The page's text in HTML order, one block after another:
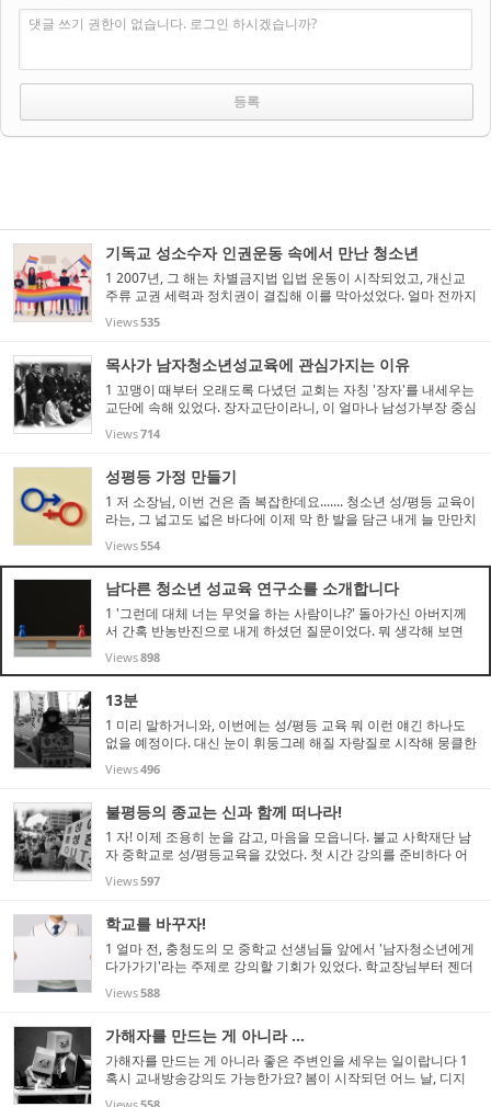
댓글 쓰기 권한이 없습니다. 로그인 하시겠습니까?
기독교 성소수자 인권운동 속에서 만난 청소년
1 2007년, 그 해는 차별금지법 입법 운동이 시작되었고, 개신교
주류 교권 세력과 정치권이 결집해 이를 막아섰었다. 얼마 전까지
원들이 무슨 '의회선교연합'이었나 하는 이름 아래 ...
Views535
목사가 남자청소년성교육에 관심가지는 이유
1 꼬맹이 때부터 오래도록 다녔던 교회는 자칭 '장자'를 내세우는
교단에 속해 있었다. 장자교단이라니, 이 얼마나 남성가부장 중심
같은 학교도 가게 되면서부터 교회친구들은 거의 매...
Views714
성평등 가정 만들기
1 저 소장님, 이번 건은 좀 복잡한데요....... 청소년 성/평등 교육이
라는, 그 넓고도 넓은 바다에 이제 막 한 발을 담근 내게 늘 만만치
계시다. 지난해에는 디지털 성폭력 사건 가해 청소년들...
Views554
남다른 청소년 성교육 연구소를 소개합니다
1 '그런데 대체 너는 무엇을 하는 사람이냐?' 돌아가신 아버지께
서 간혹 반농반진으로 내게 하셨던 질문이었다. 뭐 생각해 보면
것인지 끝내 이해하기 어려워하셨던 '준목'이...
Views898
13분
1 미리 말하거니와, 이번에는 성/평등 교육 뭐 이런 얘긴 하나도
없을 예정이다. 대신 눈이 휘둥그레 해질 자랑질로 시작해 뭉클한
않은 글을 두고 뭉클한 감동을 운운하다니, 이게 대체 말인...
Views496
불평등의 종교는 신과 함께 떠나라!
1 자! 이제 조용히 눈을 감고, 마음을 모읍니다. 불교 사학재단 남
자 중학교로 성/평등교육을 갔었다. 첫 시간 강의를 준비하다 어
어디 있냐, 반 편성은 어찌 되냐 등으로 분주했던 우리는 갑...
Views597
학교를 바꾸자!
1 얼마 전, 충청도의 모 중학교 선생님들 앞에서 '남자청소년에게
다가가기'라는 주제로 강의할 기회가 있었다. 학교장님부터 젠더
연수로 기획했다가 같은 주제에 관심 있는 인근 학교...
Views588
가해자를 만드는 게 아니라 ...
가해자를 만드는 게 아니라 좋은 주변인을 세우는 일이랍니다 1
혹시 교내방송강의도 가능한가요? 봄이 시작되던 어느 날, 디지